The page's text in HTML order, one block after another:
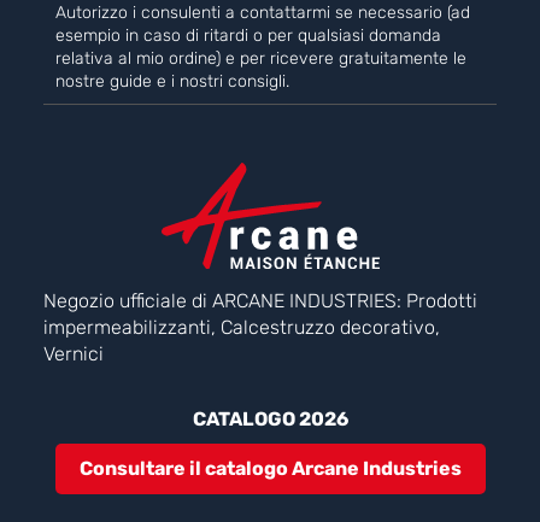
Autorizzo i consulenti a contattarmi se necessario (ad
esempio in caso di ritardi o per qualsiasi domanda
relativa al mio ordine) e per ricevere gratuitamente le
nostre guide e i nostri consigli.
Negozio ufficiale di ARCANE INDUSTRIES: Prodotti
impermeabilizzanti, Calcestruzzo decorativo,
Vernici
CATALOGO 2026
Consultare il catalogo Arcane Industries